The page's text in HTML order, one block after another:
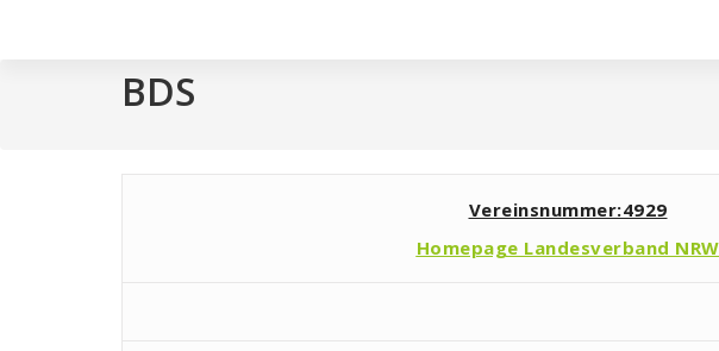
BDS
Vereinsnummer:4929
Homepage Landesverband NRW